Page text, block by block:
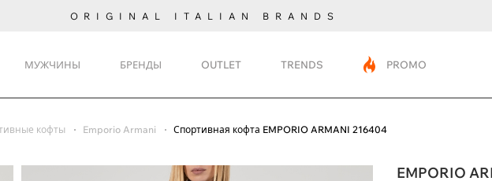
ORIGINAL ITALIAN BRANDS
МУЖЧИНЫ БРЕНДЫ OUTLET TRENDS PROMO
кофты Emporio Armani Спортивная кофта EMPORIO ARMANI 216404
EMPORIO